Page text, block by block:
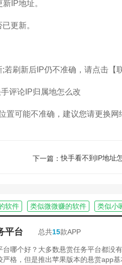
IP地址。
更新。
新后IP仍不准确，请点击【联
能不准确，建议您请更换网
下一篇： 快手看不到IP地址
软件 类似微微赚的软件 类似小
平台 总共15款APP
台哪个好？大多数悬赏任务平台都没
严格，但是推出苹果版本的悬赏app